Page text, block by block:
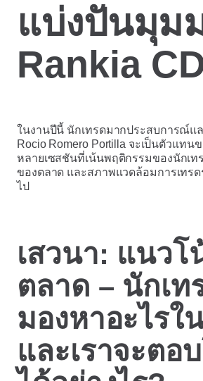
แบ่งปันมุม
Rankia
ในงานปีนี้ นักเทรดมากประสบการณ์แ
Rocio Romero Portilla จะเป็นตัวแทน
หลายเซสชันที่เน้นพฤติกรรมของนักเท
ของตลาด และสภาพแวดล้อมการเทร
ไป
เสวนา: แนวโ
ตลาด – นักเท
มองหาอะไรใ
และเราจะตอ